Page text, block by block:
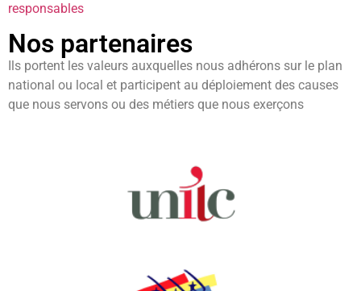
responsables
Nos partenaires
Ils portent les valeurs auxquelles nous adhérons sur le plan
national ou local et participent au déploiement des causes
que nous servons ou des métiers que nous exerçons